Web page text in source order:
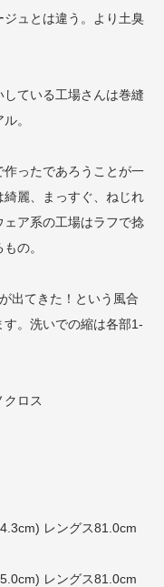
ュとは違う。より土臭
ている工場さんは巻縫
。
作ったであろうことが一
麗、まっすぐ、ねじれ
ア系の工場はラフで捻
の。
出てきた！という風合
。洗いでの縮は各部1-
ロス
レングス81.0cm
レングス81.0cm